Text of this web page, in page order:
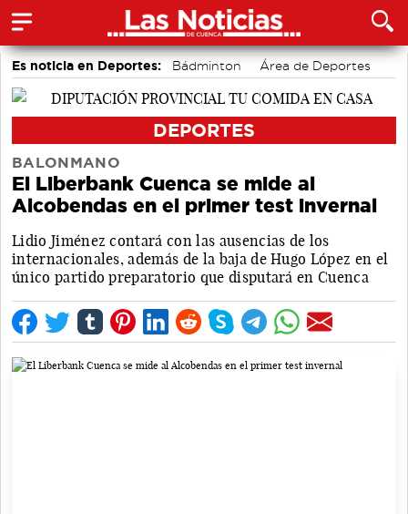
Es noticia en Deportes: Bádminton
Área de Deportes
Motor
DEPORTES
BALONMANO
El Liberbank Cuenca se mide al
Alcobendas en el primer test invernal
Lidio Jiménez contará con las ausencias de los
internacionales, además de la baja de Hugo López en el
único partido preparatorio que disputará en Cuenca